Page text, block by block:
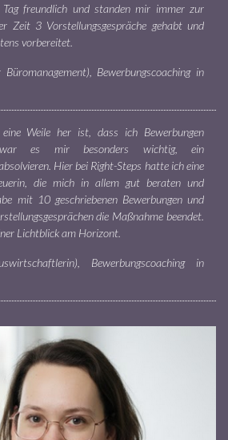
Tag freundlich und standen mir immer zur
Zeit 3 Vorstellungsgespräche gehabt und
vorbereitet.
Bewerbungscoaching in
Weile her ist, dass ich Bewerbungen
war es mir besonders wichtig, ein
Hier bei Right-Steps hatte ich eine
die mich in allem gut beraten und
mit 10 geschriebenen Bewerbungen und
die Maßnahme beendet.
Lichtblick am Horizont.
Bewerbungscoaching in